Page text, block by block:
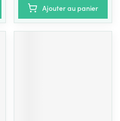
Ajouter au panier